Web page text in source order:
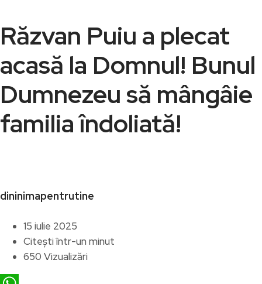
Răzvan Puiu a plecat
acasă la Domnul! Bunul
Dumnezeu să mângâie
familia îndoliată!
dininimapentrutine
15 iulie 2025
Citești într-un minut
650 Vizualizări